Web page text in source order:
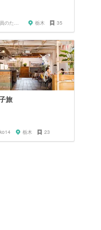
”添乗員のたまご”のグループです 栃木 35
旅
栃木 23